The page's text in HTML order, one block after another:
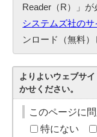
Reader（R）」
システムズ社の
ンロード（無料）
よりよいウェブサ
かせください。
このページに
特にない